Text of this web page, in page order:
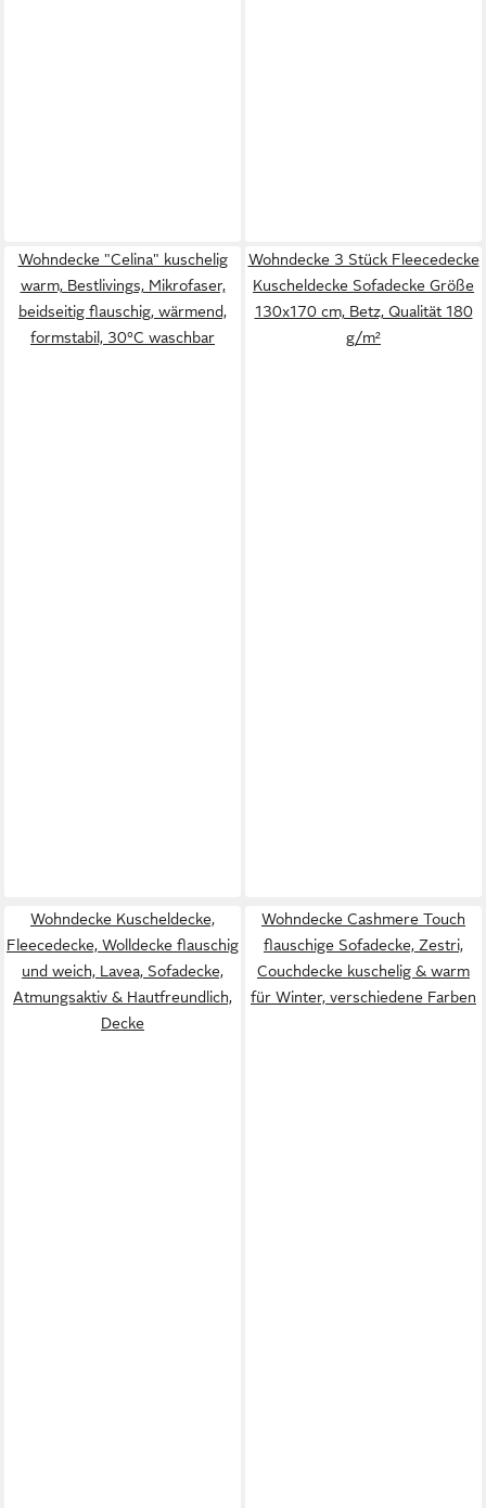
Wohndecke "Celina" kuschelig
warm, Bestlivings, Mikrofaser,
beidseitig flauschig, wärmend,
formstabil, 30°C waschbar
Wohndecke 3 Stück Fleecedecke
Kuscheldecke Sofadecke Größe
130x170 cm, Betz, Qualität 180
g/m²
Wohndecke Kuscheldecke,
Fleecedecke, Wolldecke flauschig
und weich, Lavea, Sofadecke,
Atmungsaktiv & Hautfreundlich,
Decke
Wohndecke Cashmere Touch
flauschige Sofadecke, Zestri,
Couchdecke kuschelig & warm
für Winter, verschiedene Farben